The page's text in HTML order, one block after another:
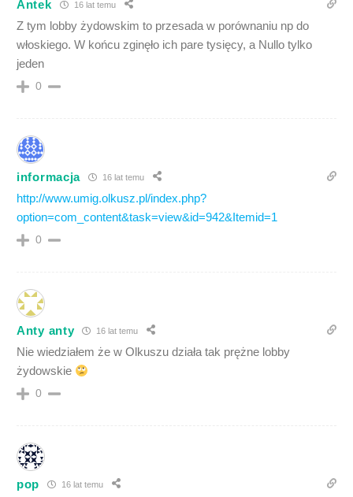
Antek 16 lat temu
Z tym lobby żydowskim to przesada w porównaniu np do
włoskiego. W końcu zginęło ich pare tysięcy, a Nullo tylko
jeden
0
informacja 16 lat temu
http://www.umig.olkusz.pl/index.php?
option=com_content&task=view&id=942&Itemid=1
0
Anty anty 16 lat temu
Nie wiedziałem że w Olkuszu działa tak prężne lobby
żydowskie
0
pop 16 lat temu